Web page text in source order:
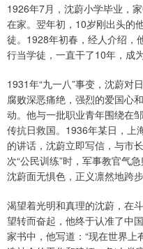
1926年7月，沈蔚小学毕业，
在家。翌年初，10岁刚出头的
徒。1928年初春，经人介绍，
行当学徒，一直干了10年，成
1931年“九一八”事变，沈蔚对
腐败深恶痛绝，强烈的爱国心
动。他与一批职业青年围绕在
传抗日救国。1936年某日，上
的讲话，沈蔚立即写信，与市
次“公民训练”时，军事教官气
沈蔚面无惧色，正义凛然地
渴望着光明和真理的沈蔚，在
望转而奋起，他终于认准了中
家书中，他写道：“现在世界